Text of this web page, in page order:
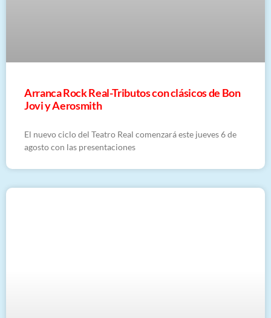
Arranca Rock Real-Tributos con clásicos de Bon
Jovi y Aerosmith
El nuevo ciclo del Teatro Real comenzará este jueves 6 de
agosto con las presentaciones